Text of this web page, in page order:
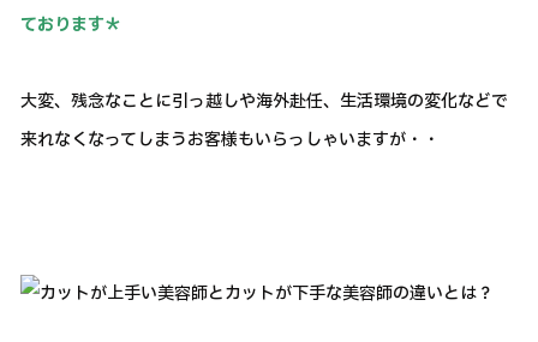
ております＊
大変、残念なことに引っ越しや海外赴任、生活環境の変化などで
来れなくなってしまうお客様もいらっしゃいますが・・